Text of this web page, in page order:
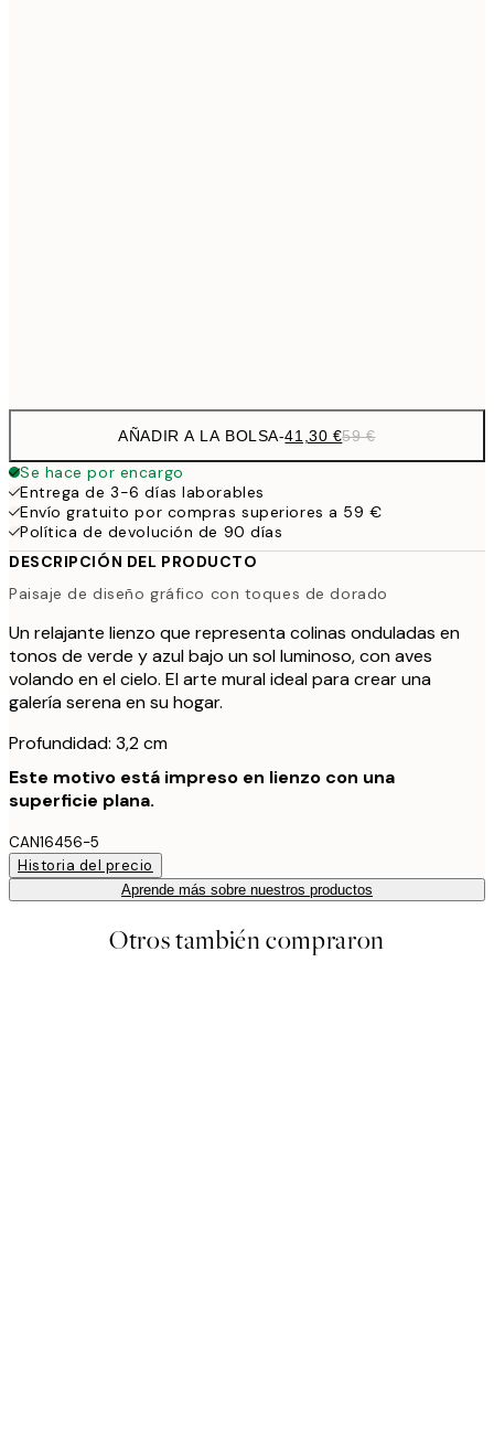
AÑADIR A LA BOLSA-41,30 €59 €
Se hace por encargo
Entrega de 3-6 días laborables
Envío gratuito por compras superiores a 59 €
Política de devolución de 90 días
DESCRIPCIÓN DEL PRODUCTO
Paisaje de diseño gráfico con toques de dorado
Un relajante lienzo que representa colinas onduladas en
tonos de verde y azul bajo un sol luminoso, con aves
volando en el cielo. El arte mural ideal para crear una
galería serena en su hogar.
Profundidad: 3,2 cm
Este motivo está impreso en lienzo con una
superficie plana.
CAN16456-5
Historia del precio
Aprende más sobre nuestros productos
Otros también compraron